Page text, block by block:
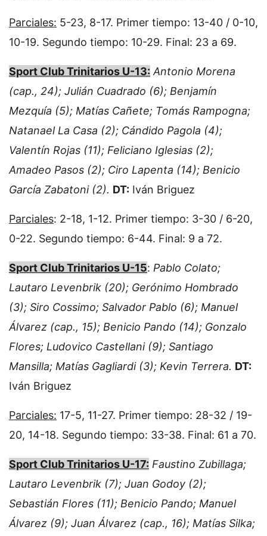
Parciales: 5-23, 8-17. Primer tiempo: 13-40 / 0-10,
10-19. Segundo tiempo: 10-29. Final: 23 a 69.
Sport Club Trinitarios U-13: Antonio Morena
(cap., 24); Julián Cuadrado (6); Benjamín
Mezquía (5); Matías Cañete; Tomás Rampogna;
Natanael La Casa (2); Cándido Pagola (4);
Valentín Rojas (11); Feliciano Iglesias (2);
Amadeo Pasos (2); Ciro Lapenta (14); Benicio
García Zabatoni (2). DT: Iván Briguez
Parciales: 2-18, 1-12. Primer tiempo: 3-30 / 6-20,
0-22. Segundo tiempo: 6-44. Final: 9 a 72.
Sport Club Trinitarios U-15: Pablo Colato;
Lautaro Levenbrik (20); Gerónimo Hombrado
(3); Siro Cossimo; Salvador Pablo (6); Manuel
Álvarez (cap., 15); Benicio Pando (14); Gonzalo
Flores; Ludovico Castellani (9); Santiago
Mansilla; Matías Gagliardi (3); Kevin Terrera. DT:
Iván Briguez
Parciales: 17-5, 11-27. Primer tiempo: 28-32 / 19-
20, 14-18. Segundo tiempo: 33-38. Final: 61 a 70.
Sport Club Trinitarios U-17: Faustino Zubillaga;
Lautaro Levenbrik (7); Juan Godoy (2);
Sebastián Flores (11); Benicio Pando; Manuel
Álvarez (9); Juan Álvarez (cap., 16); Matías Silka;